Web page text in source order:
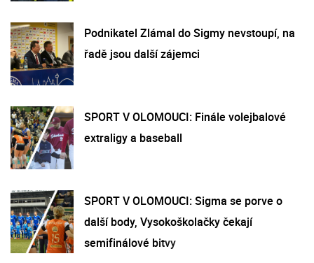
Podnikatel Zlámal do Sigmy nevstoupí, na
řadě jsou další zájemci
SPORT V OLOMOUCI: Finále volejbalové
extraligy a baseball
SPORT V OLOMOUCI: Sigma se porve o
další body, Vysokoškolačky čekají
semifinálové bitvy